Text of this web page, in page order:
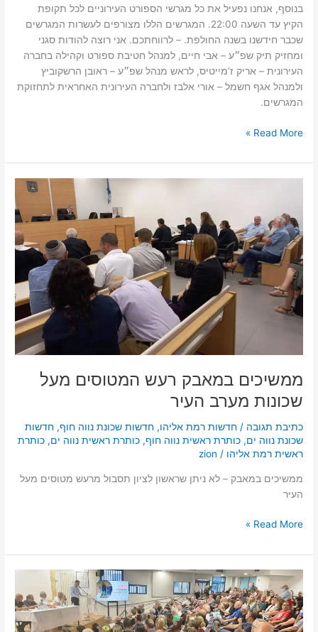
בנוסף, אנחנו נפעיל את כל מגרשי הספורט העירוניים לכל תקופת
הקיץ עד השעה 22:00. המגרשים הללו מצורפים לעשרות המגרשים
שכבר חידשנו בשנה החולפת. – לרווחתכם. אני רוצה להודות סגני
ומחזיק תיק שפ״ע – אבי חיים, למנהל חטיבת ספורט וקהילה בחברה
העירונית – אריק ז’מייטיס, לראש מנהל שפ״ע – ראובן הרשקוביץ
ולמנהל אגף חשמל – אורי אלבז ולחברה העירונית האחראית לתחזוקת
המגרשים.
Read More »
ממשיכים במאבק רעש המטוסים מעל
שכונות מערב העיר
כתיבת תגובה /חדשות רמת אליהו,חדשות שכונת נווה חוף,חדשות
שכונת נווה ים,כותרת ראשית נווה חוף,כותרת ראשית נווה ים,כותרת
ראשית רמת אליהו /
zion
ממשיכים במאבק – לא ניתן שראשון לציון תסבול מרעש מטוסים מעל
העיר
רעש
המטוסים
מעל
שכונות
מערב
העיר
Read More »
מפגש
תושבים
עם
ראש